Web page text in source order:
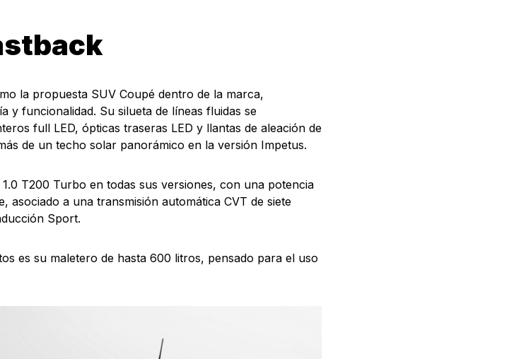
la propuesta SUV Coupé dentro de la marca,
y funcionalidad. Su silueta de líneas fluidas se
full LED, ópticas traseras LED y llantas de aleación de
de un techo solar panorámico en la versión Impetus.
T200 Turbo en todas sus versiones, con una potencia
asociado a una transmisión automática CVT de siete
Sport.
es su maletero de hasta 600 litros, pensado para el uso